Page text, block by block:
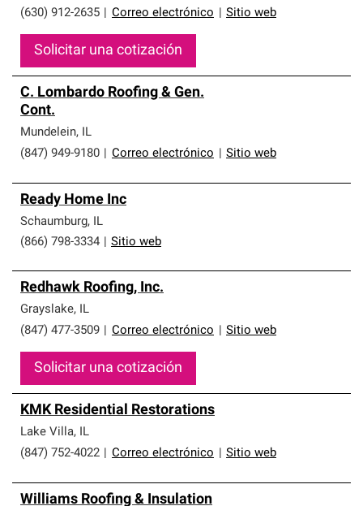
(630) 912-2635 Correo electrónico Sitio web
Solicitar una cotización
C. Lombardo Roofing & Gen.
Cont.
Mundelein, IL
(847) 949-9180
Correo electrónico Sitio web
Ready Home Inc
Schaumburg, IL
(866) 798-3334
Sitio web
Redhawk Roofing, Inc.
Grayslake, IL
(847) 477-3509
Correo electrónico Sitio web
Solicitar una cotización
KMK Residential Restorations
Lake Villa, IL
(847) 752-4022
Correo electrónico Sitio web
Williams Roofing & Insulation